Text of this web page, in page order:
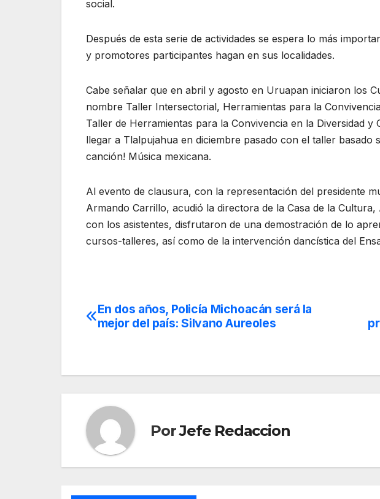
social.
Después de esta serie de actividades se espera lo más
y promotores participantes hagan en sus localidades.
Cabe señalar que en abril y agosto en Uruapan iniciaron los
nombre Taller Intersectorial, Herramientas para la
Taller de Herramientas para la Convivencia en la Diversidad
llegar a Tlalpujahua en diciembre pasado con el taller basado
canción! Música mexicana.
Al evento de clausura, con la representación del presidente
Armando Carrillo, acudió la directora de la Casa de la
con los asistentes, disfrutaron de una demostración de lo
cursos-talleres, así como de la intervención dancística del
Navegación
En dos años, Policía Michoacán será la
mejor del país: Silvano Aureoles
PorJefe Redaccion